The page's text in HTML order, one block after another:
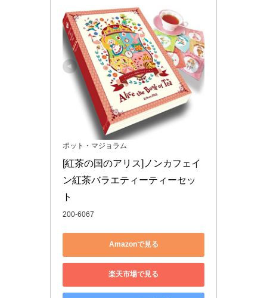
ポット・マジョラム
[紅茶の国のアリス]ノンカフェイ
ン紅茶バラエティーティーセッ
ト
200-6067
Amazonで見る
楽天市場で見る